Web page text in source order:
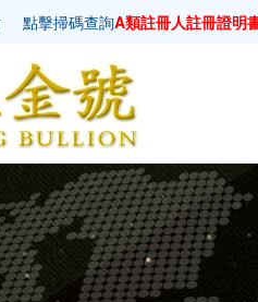
點擊掃碼查詢A類註冊人註冊證明